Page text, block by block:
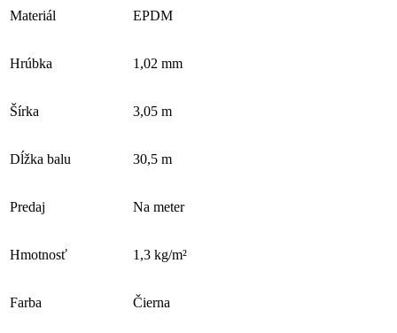
Materiál EPDM
Hrúbka 1,02 mm
Šírka 3,05 m
Dĺžka balu 30,5 m
Predaj Na meter
Hmotnosť 1,3 kg/m²
Farba Čierna